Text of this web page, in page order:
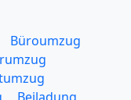
Büroumzug
Beiladung